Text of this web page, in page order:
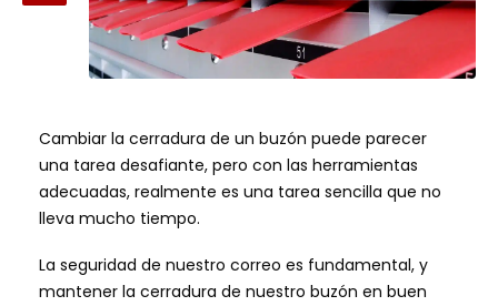
Cambiar la cerradura de un buzón puede parecer
una tarea desafiante, pero con las herramientas
adecuadas, realmente es una tarea sencilla que no
lleva mucho tiempo.
La seguridad de nuestro correo es fundamental, y
mantener la cerradura de nuestro buzón en buen